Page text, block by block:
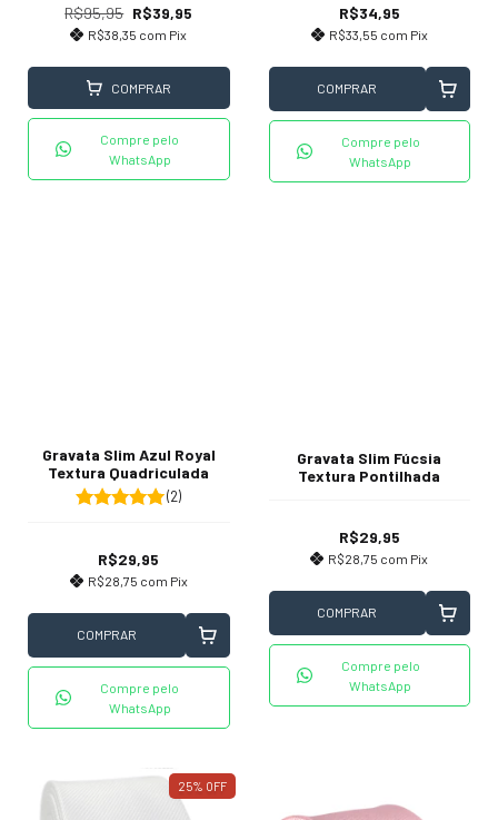
R$95,95 R$39,95
R$38,35 com Pix
COMPRAR
Compre pelo
WhatsApp
R$34,95
R$33,55 com Pix
COMPRAR
Compre pelo
WhatsApp
Gravata Slim Azul Royal
Textura Quadriculada
(2)
R$29,95
R$28,75 com Pix
COMPRAR
Compre pelo
WhatsApp
Gravata Slim Fúcsia
Textura Pontilhada
R$29,95
R$28,75 com Pix
COMPRAR
Compre pelo
WhatsApp
25% OFF